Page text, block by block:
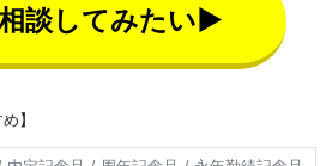
談してみたい▶
】